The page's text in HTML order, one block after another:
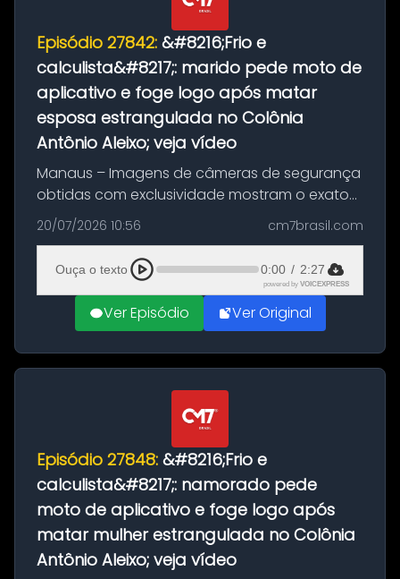
Episódio 27842: &#8216;Frio e
calculista&#8217;: marido pede moto de
aplicativo e foge logo após matar
esposa estrangulada no Colônia
Antônio Aleixo; veja vídeo
Manaus – Imagens de câmeras de segurança
obtidas com exclusividade mostram o exato
momento da fuga do principal suspeito da
morte de Larissa Araújo, de 28 anos. O crime
ocorreu na noite deste último d...
20/07/2026 10:56 cm7brasil.com
Ouça o texto 0:00 / 2:27
powered by VOICEXPRESS
Ver Episódio Ver Original
Episódio 27848: &#8216;Frio e
calculista&#8217;: namorado pede
moto de aplicativo e foge logo após
matar mulher estrangulada no Colônia
Antônio Aleixo; veja vídeo